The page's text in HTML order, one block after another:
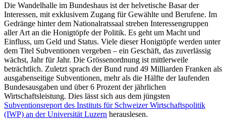
Die Wandelhalle im Bundeshaus ist der helvetische Basar der
Interessen, mit exklusivem Zugang für Gewählte und Berufene. Im
Gedränge hinter dem Nationalratssaal streben Interessengruppen
aller Art an die Honigtöpfe der Politik. Es geht um Macht und
Einfluss, um Geld und Status. Viele dieser Honigtöpfe werden unter
dem Titel Subventionen vergeben – ein Geschäft, das zuverlässig
wächst, Jahr für Jahr. Die Grössenordnung ist mittlerweile
beträchtlich. Zuletzt sprach der Bund rund 49 Milliarden Franken als
ausgabenseitige Subventionen, mehr als die Hälfte der laufenden
Bundesausgaben und über 6 Prozent der jährlichen
Wirtschaftsleistung. Dies lässt sich aus dem jüngsten
Subventionsreport des Instituts für Schweizer Wirtschaftspolitik
(IWP) an der Universität Luzern herauslesen.